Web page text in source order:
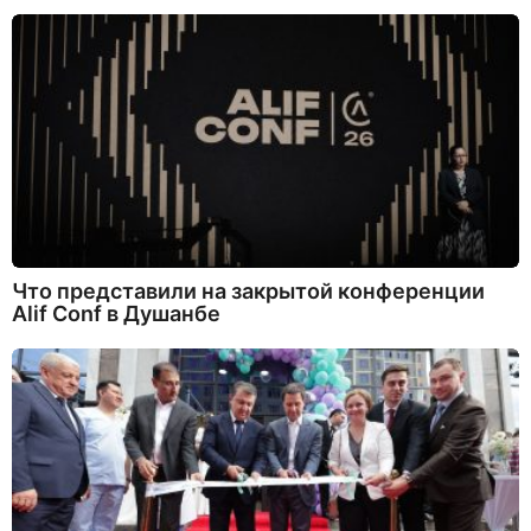
Что представили на закрытой конференции
Alif Conf в Душанбе